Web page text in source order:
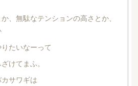
、無駄なテンションの高さとか、
たいなーって
けてまふ。
サワギは